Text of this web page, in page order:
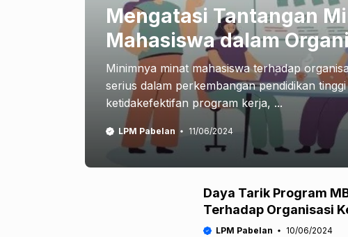
Mengatasi Tantangan
Mahasiswa dalam
Minimnya minat mahasiswa terhadap
serius dalam perkembangan pendidikan
ketidakefektifan program kerja, ...
LPM Pabelan 11/06/2024
Daya Tarik Program
Terhadap Organisasi
LPM Pabelan 10/06/2024